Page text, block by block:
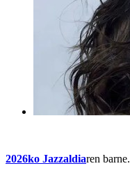
2026ko Jazzaldiaren barne.